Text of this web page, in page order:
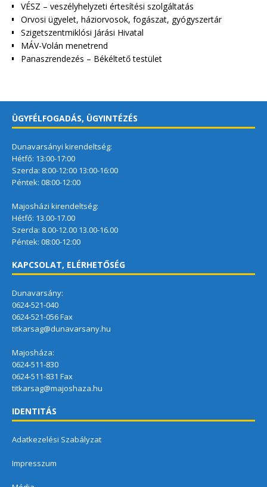
VÉSZ – veszélyhelyzeti értesítési szolgáltatás
Orvosi ügyelet, háziorvosok, fogászat, gyógyszertár
Szigetszentmiklósi Járási Hivatal
MÁV-Volán menetrend
Panaszrendezés – Békéltető testület
ÜGYFÉLFOGADÁS, ÜGYINTÉZÉS
Dunavarsányi kirendeltség:
Hétfő: 13:00-17:00
Szerda: 8:00-12:00 13:00-16:00
Péntek: 08:00-12:00
Majosházi kirendeltség:
Hétfő: 13.00-17.00
Szerda: 8.00-12.00 13.00-16.00
Péntek: 08:00-12:00
KAPCSOLAT, ELÉRHETŐSÉG
Dunavarsány:
0624-521-040
0624-521-056 Fax
titkarsag@dunavarsany.hu
Majosháza:
0624-511-830
0624-511-831 Fax
titkarsag@majoshaza.hu
IDENTITÁS
Adatkezelési Szabályzat
Impresszum